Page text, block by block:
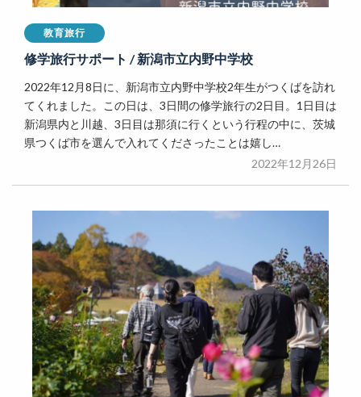
教育旅行
修学旅行サポート / 新潟市立内野中学校
2022年12月8日に、新潟市立内野中学校2年生がつくばを訪れ
てくれました。この日は、3日間の修学旅行の2日目。1日目は
新潟県内と川越、3日目は那須に行くという行程の中に、茨城
県つくば市を選んで入れてくださったことは嬉し…
2022年12月26日